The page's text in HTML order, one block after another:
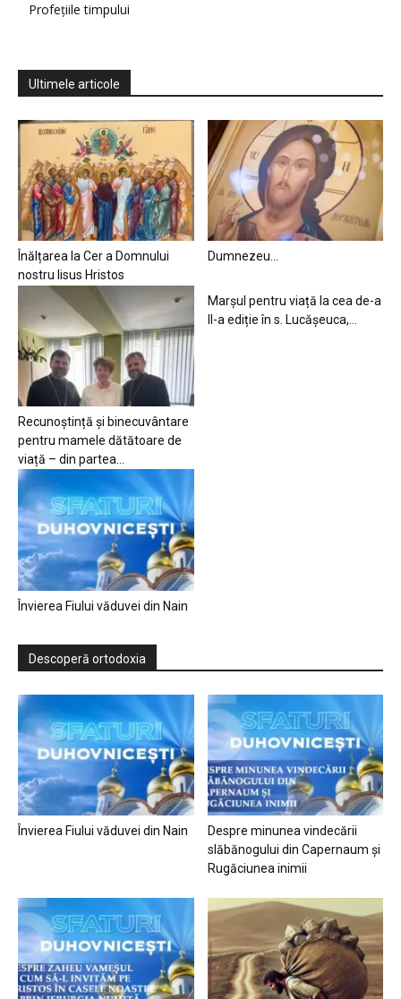
Profețiile timpului
Ultimele articole
Înălțarea la Cer a Domnului
nostru Iisus Hristos
Dumnezeu…
Recunoștință și binecuvântare
pentru mamele dătătoare de
viață – din partea...
Marșul pentru viață la cea de-a
II-a ediție în s. Lucășeuca,...
Învierea Fiului văduvei din Nain
Descoperă ortodoxia
Învierea Fiului văduvei din Nain
Despre minunea vindecării
slăbănogului din Capernaum și
Rugăciunea inimii